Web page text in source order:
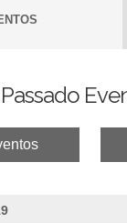
Passado